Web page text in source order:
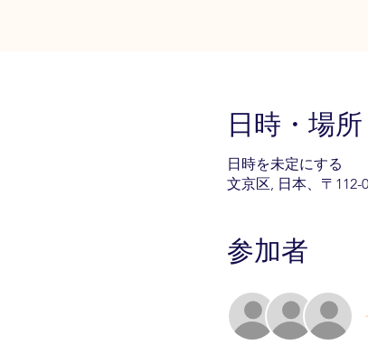
日時・場所
日時を未定にする
文京区, 日本、〒112-
参加者